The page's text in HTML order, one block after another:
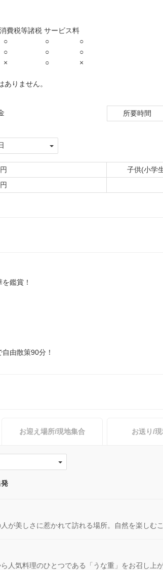
費税等諸税 サービス料
○ ○ ○
○ ○ ○
× ○ ×
りません。
所要時間
子供(小学
鑑賞！
由散策90分！
お迎え場所/現地集合 お送り/
が美しさに惹かれて訪れる場所。自然を楽しむ
人気料理のひとつである「うな重」をお召し上